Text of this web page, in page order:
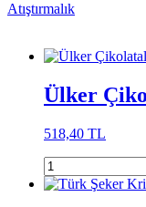
Atıştırmalık
Ülker
518,40 TL